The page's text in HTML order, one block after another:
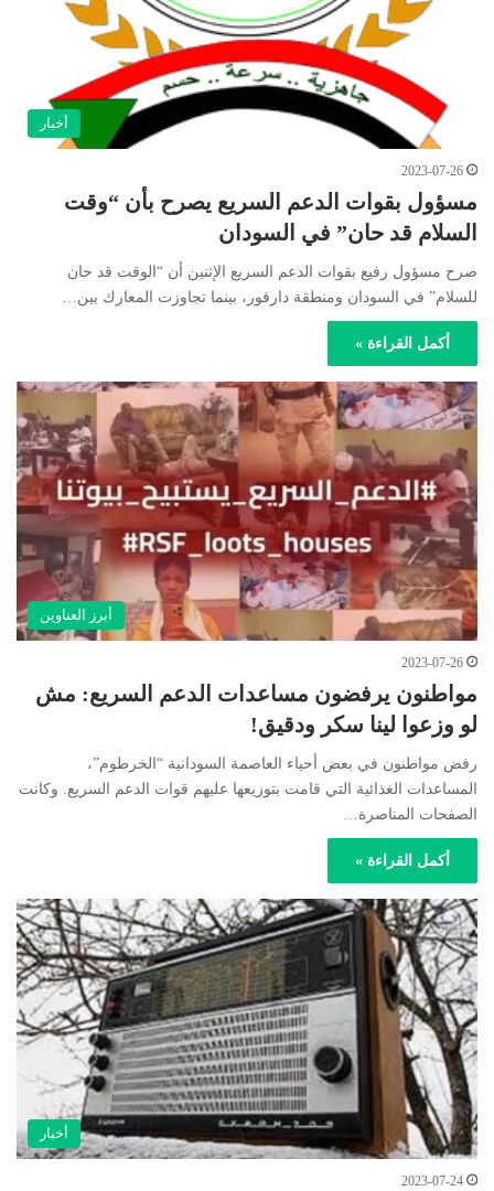
أخبار
2023-07-26
مسؤول بقوات الدعم السريع يصرح بأن “وقت
السلام قد حان” في السودان
صرح مسؤول رفيع بقوات الدعم السريع الإثنين أن “الوقت قد حان
للسلام” في السودان ومنطقة دارفور، بينما تجاوزت المعارك بين…
أكمل القراءة »
أبرز العناوين
2023-07-26
مواطنون يرفضون مساعدات الدعم السريع: مش
لو وزعوا لينا سكر ودقيق!
رفض مواطنون في بعض أحياء العاصمة السودانية “الخرطوم”،
المساعدات الغذائية التي قامت بتوزيعها عليهم قوات الدعم السريع. وكانت
الصفحات المناصرة…
أكمل القراءة »
أخبار
2023-07-24